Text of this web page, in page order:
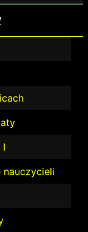
I
nauczycieli